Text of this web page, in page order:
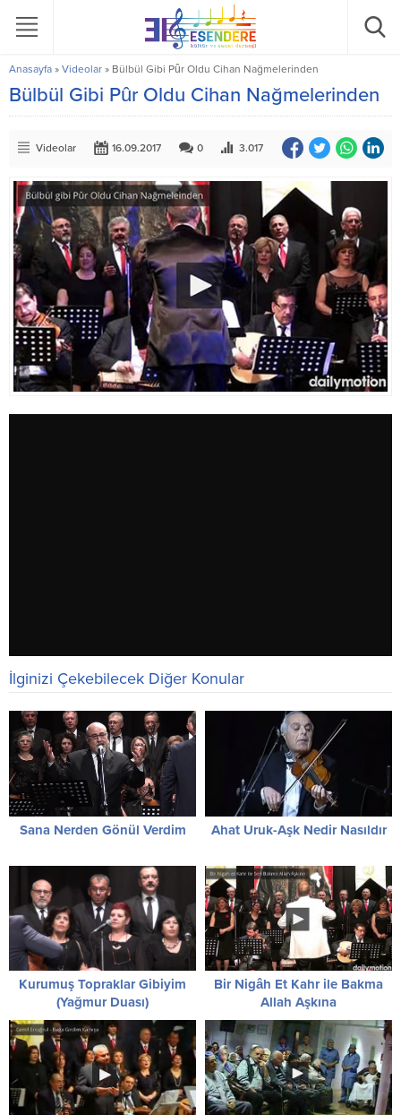
Anasayfa » Videolar » Bülbül Gibi Pûr Oldu Cihan Nağmelerinden
Bülbül Gibi Pûr Oldu Cihan Nağmelerinden
Videolar 16.09.2017 0 3.017
İlginizi Çekebilecek Diğer Konular
Sana Nerden Gönül Verdim Ahat Uruk-Aşk Nedir Nasıldır
Kurumuş Topraklar Gibiyim
(Yağmur Duası)
Bir Nigâh Et Kahr ile Bakma
Allah Aşkına